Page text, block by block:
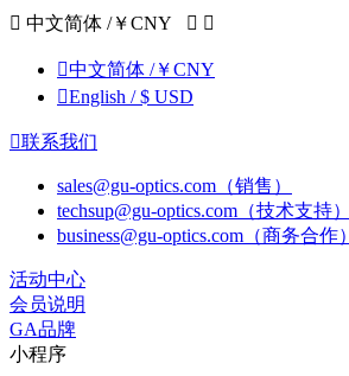
 中文简体 /￥CNY  
中文简体 /￥CNY
English / $ USD
联系我们
sales@gu-optics.com（销售）
techsup@gu-optics.com（技术支持）
business@gu-optics.com（商务合作）
活动中心
会员说明
GA品牌
小程序